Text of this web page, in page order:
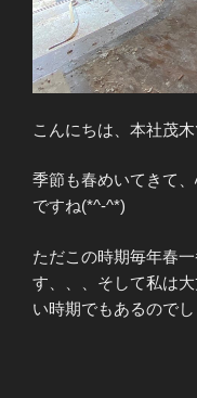
こんにちは、本社茂木
季節も春めいてきて
ですね(*^-^*)
ただこの時期毎年春
す、、、そして私は
い時期でもあるので